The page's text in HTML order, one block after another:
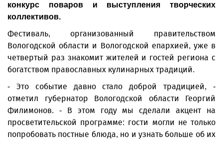
конкурс поваров и выступления творческих
коллективов.
Фестиваль, организованный правительством
Вологодской области и Вологодской епархией, уже в
четвертый раз знакомит жителей и гостей региона с
богатством православных кулинарных традиций.
- Это событие давно стало доброй традицией, -
отметил губернатор Вологодской области Георгий
Филимонов. - В этом году мы сделали акцент на
просветительской программе: гости могли не только
попробовать постные блюда, но и узнать больше об их